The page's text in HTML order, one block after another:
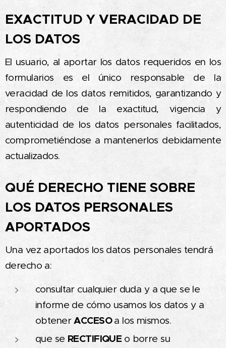
EXACTITUD Y VERACIDAD DE
LOS DATOS
El usuario, al aportar los datos requeridos en los
formularios es el único responsable de la
veracidad de los datos remitidos, garantizando y
respondiendo de la exactitud, vigencia y
autenticidad de los datos personales facilitados,
comprometiéndose a mantenerlos debidamente
actualizados.
QUÉ DERECHO TIENE SOBRE
LOS DATOS PERSONALES
APORTADOS
Una vez aportados los datos personales tendrá
derecho a:
consultar cualquier duda y a que se le
informe de cómo usamos los datos y a
obtenerACCESOa los mismos.
que seRECTIFIQUE o borre su